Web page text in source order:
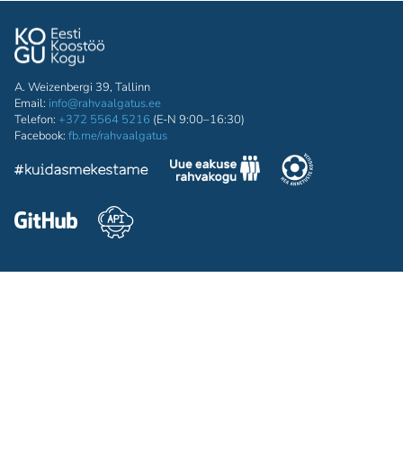
A. Weizenbergi 39, Tallinn
Email: info@rahvaalgatus.ee
Telefon: +372 5564 5216 (E-N 9:00–16:30)
Facebook: fb.me/rahvaalgatus